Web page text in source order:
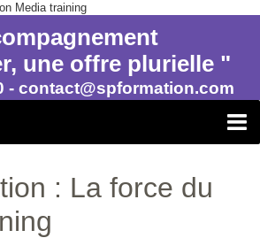
Media training
une offre plurielle "
- contact@spformation.com
: La force du